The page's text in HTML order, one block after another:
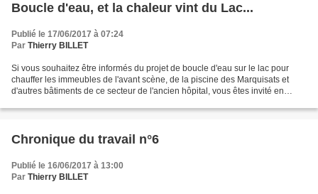
Boucle d'eau, et la chaleur vint du Lac...
Publié le 17/06/2017 à 07:24
Par Thierry BILLET
Si vous souhaitez être informés du projet de boucle d'eau sur le lac pour
chauffer les immeubles de l'avant scène, de la piscine des Marquisats et
d'autres bâtiments de ce secteur de l'ancien hôpital, vous êtes invité en
Chronique du travail n°6
Publié le 16/06/2017 à 13:00
Par Thierry BILLET